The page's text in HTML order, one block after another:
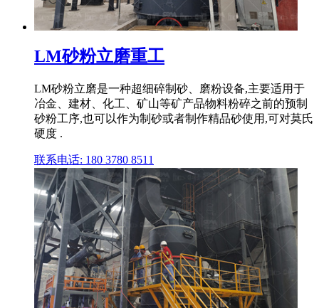
LM砂粉立磨重工
LM砂粉立磨是一种超细碎制砂、磨粉设备,主要适用于
冶金、建材、化工、矿山等矿产品物料粉碎之前的预制
砂粉工序,也可以作为制砂或者制作精品砂使用,可对莫氏
硬度 .
联系电话: 180 3780 8511